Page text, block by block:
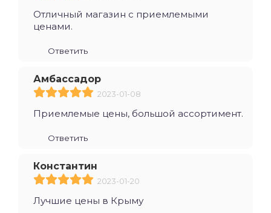
Отличный магазин с приемлемыми
ценами.
Ответить
Амбассадор
2023-01-08
Приемлемые цены, большой ассортимент.
Ответить
Константин
2023-01-20
Лучшие цены в Крыму